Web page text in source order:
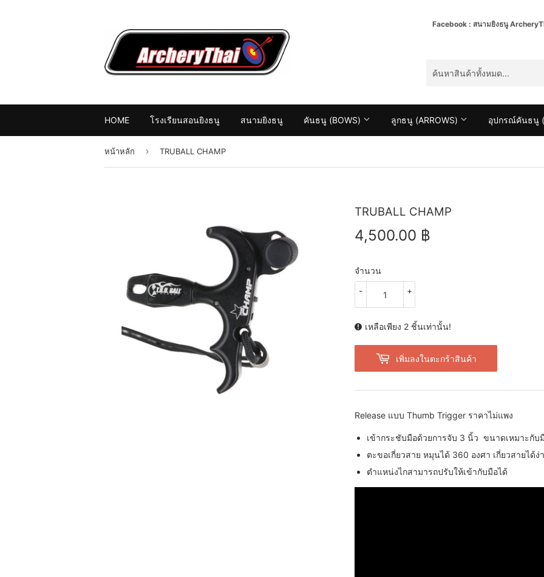
Facebook : สนามยิงธนู
HOME โรงเรียนสอนยิงธนู สนามยิงธนู คันธนู (BOWS) ลูกธนู (ARROWS) อุปกรณ์คันธนู
หน้าหลัก › TRUBALL CHAMP
TRUBALL CHAMP
4,500.00 ฿
จำนวน
+
-
เหลือเพียง 2 ชิ้นเท่านั้น!
เพิ่มลงในตะกร้าสินค้า
Release แบบ Thumb Trigger ราคาไม่แพง
เข้ากระชับมือด้วยการจับ 3 นิ้ว ขนาดเหมาะกับ
ตะขอเกี่ยวสาย หมุนได้ 360 องศา เกี่ยวสายได้ง่
ตำแหน่งไกสามารถปรับให้เข้ากับมือได้